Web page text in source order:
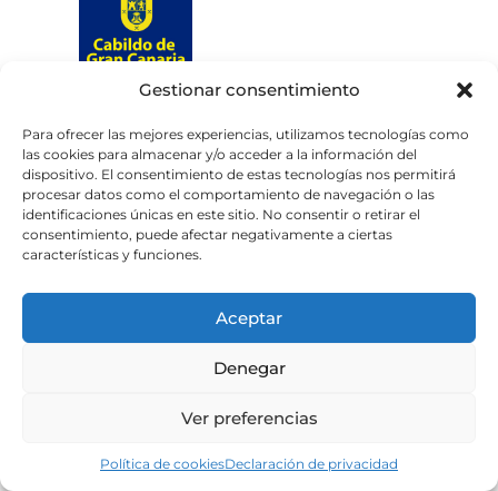
Gestionar consentimiento
Para ofrecer las mejores experiencias, utilizamos tecnologías como
las cookies para almacenar y/o acceder a la información del
dispositivo. El consentimiento de estas tecnologías nos permitirá
procesar datos como el comportamiento de navegación o las
identificaciones únicas en este sitio. No consentir o retirar el
consentimiento, puede afectar negativamente a ciertas
características y funciones.
Aceptar
Denegar
Ver preferencias
Política de cookiesDeclaración de privacidad
Aviso legalPolítica de privacidad
Política de cookies
Portal de transparencia